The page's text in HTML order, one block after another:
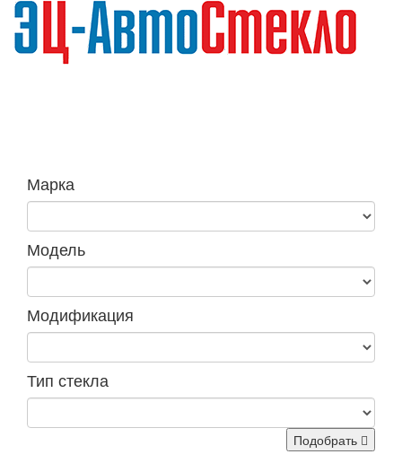
Марка
Модель
Модификация
Тип стекла
Подобрать